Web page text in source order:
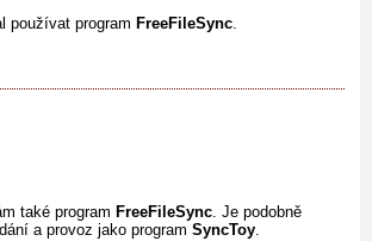
používat program FreeFileSync
také program FreeFileSync. Je podobně
a provoz jako program SyncToy.